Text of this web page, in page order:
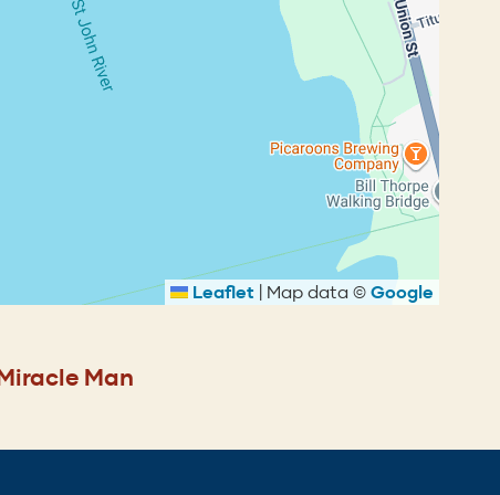
Leaflet |Map data © Google
Man